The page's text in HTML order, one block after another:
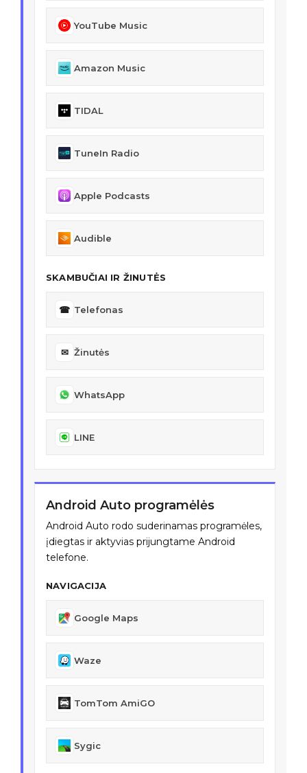
YouTube Music
Amazon Music
TIDAL
TuneIn Radio
Apple Podcasts
Audible
SKAMBUČIAI IR ŽINUTĖS
☎ Telefonas
✉ Žinutės
WhatsApp
LINE
Android Auto programėlės
Android Auto rodo suderinamas programėles,
įdiegtas ir aktyvias prijungtame Android
telefone.
NAVIGACIJA
Google Maps
Waze
TomTom AmiGO
Sygic